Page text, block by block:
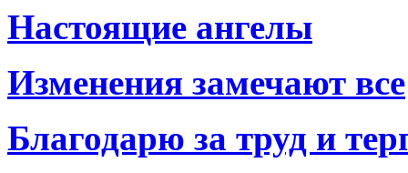
Настоящие ангелы
Изменения замечают все
Благодарю за труд и